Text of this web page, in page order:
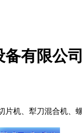
有限公司
片机、犁刀混合机、